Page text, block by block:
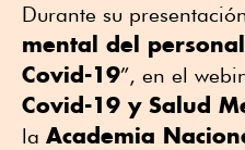
Durante su
mental del
Covid-19”, en el
Covid-19 y Salud
la Academia